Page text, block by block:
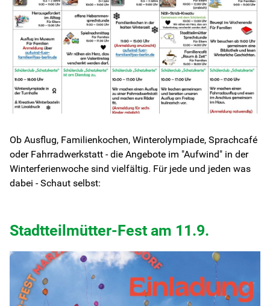
Ob Ausflug, Familienkochen, Winterolympiade, Sprachcafé
oder Fahrradwerkstatt - die Angebote im "Aufwind" in der
Winterferienwoche sind vielfältig. Für jede und jeden was
dabei - Schaut selbst:
Stadtteilmütter-Fest am 11.9.